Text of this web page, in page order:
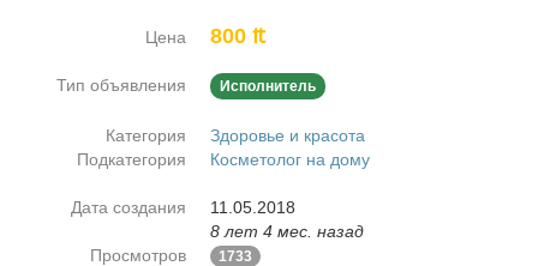
Цена 800 ₶
Тип объявления Исполнитель
Категория
Здоровье и красота
Подкатегория
Косметолог на дому
Дата создания
11.05.2018
8 лет 4 мес. назад
Просмотров
1733